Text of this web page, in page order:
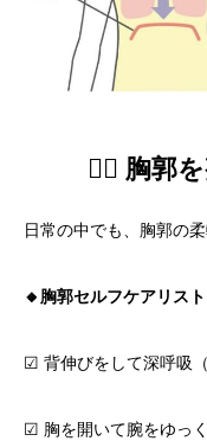
🧘‍♀️ 胸郭
日常の中でも、胸郭の
🔸胸郭セルフケアリスト
☑ 背伸びをして深呼吸
☑ 胸を開いて腕をゆっ